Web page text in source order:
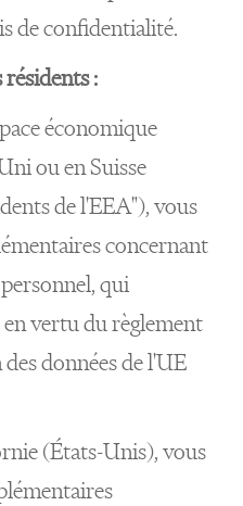
de confidentialité.
:
économique
ou en Suisse
de l'EEA"), vous
concernant
qui
vertu du règlement
données de l'UE
(États-Unis), vous